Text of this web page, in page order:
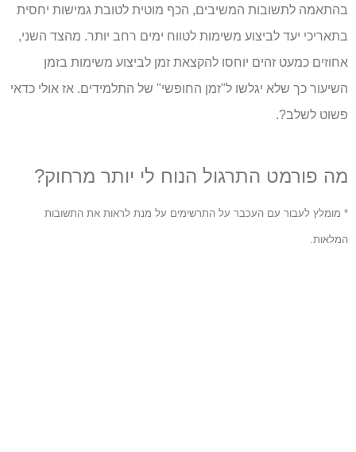
בהתאמה לתשובות המשיבים, הכף מוטית לטובת גמישות יחסית
בתאריכי יעד לביצוע משימות לטווח ימים רחב יותר. מהצד השני,
אחוזים כמעט זהים יוחסו להקצאת זמן לביצוע משימות בזמן
השיעור כך שלא יגלשו ל"זמן החופשי" של התלמידים. אז אולי כדאי
פשוט לשלב?.
מה פורמט התרגול הנוח לי יותר מרחוק?
* מומלץ לעבור עם העכבר על התרשימים על מנת לראות את התשובות
המלאות.